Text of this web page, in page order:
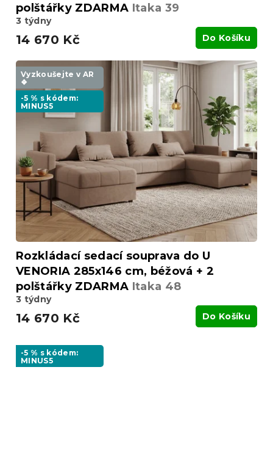
polštářky ZDARMA Itaka 39
3 týdny
14 670 Kč Do Košíku
Vyzkoušejte v AR
❖
-5 % s kódem:
MINUS5
Rozkládací sedací souprava do U
VENORIA 285x146 cm, béžová + 2
polštářky ZDARMA Itaka 48
3 týdny
14 670 Kč Do Košíku
-5 % s kódem:
MINUS5